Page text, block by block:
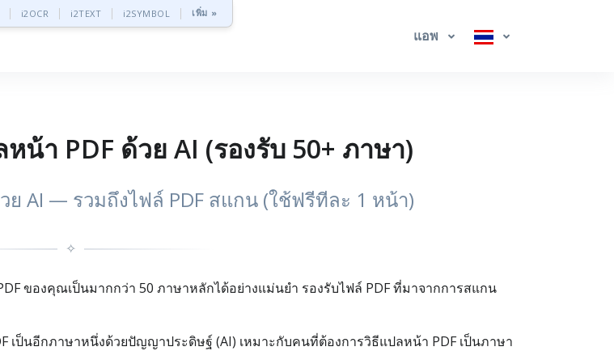
i2OCR i2TEXT i2SYMBOL เพิ่ม »
แอพ
น้า PDF ด้วย AI (รองรับ 50+ ภาษา)
ย AI — รวมถึงไฟล์ PDF สแกน (ใช้ฟรีทีละ 1 หน้า)
✧
ของคุณเป็นมากกว่า 50 ภาษาหลักได้อย่างแม่นยำ รองรับไฟล์ PDF ที่มาจากการสแกน
เป็นอีกภาษาหนึ่งด้วยปัญญาประดิษฐ์ (AI) เหมาะกับคนที่ต้องการวิธีแปลหน้า PDF เป็นภาษา